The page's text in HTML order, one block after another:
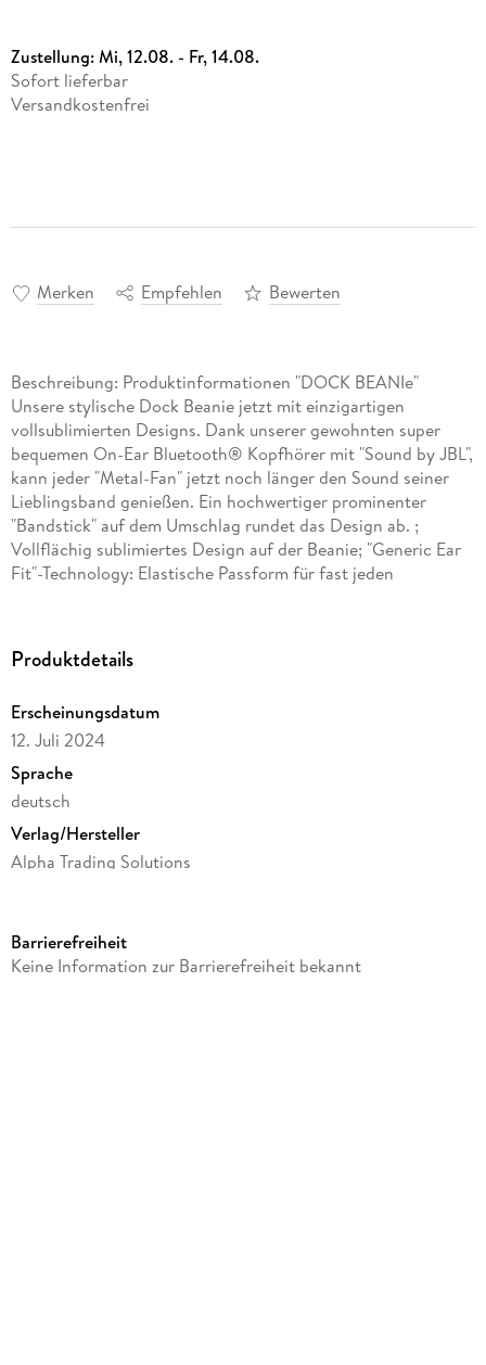
Zustellung:Mi, 12.08. - Fr, 14.08.
Sofort lieferbar
Versandkostenfrei
Merken Empfehlen Bewerten
Beschreibung: Produktinformationen "DOCK BEANIe"
Unsere stylische Dock Beanie jetzt mit einzigartigen
vollsublimierten Designs. Dank unserer gewohnten super
bequemen On-Ear Bluetooth® Kopfhörer mit "Sound by JBL",
kann jeder "Metal-Fan" jetzt noch länger den Sound seiner
Lieblingsband genießen. Ein hochwertiger prominenter
"Bandstick" auf dem Umschlag rundet das Design ab. ;
Vollflächig sublimiertes Design auf der Beanie; "Generic Ear
Fit"-Technology: Elastische Passform für fast jeden
Sommer, Herbst, Winter; Pflegehinweise: 30° Grad
Maschinenwäsche (empfohlen Handwäsche) Materialien: 70%
Produktdetails
Erscheinungsdatum
12. Juli 2024
Sprache
deutsch
Verlag/Hersteller
Alpha Trading Solutions
Gewicht
Barrierefreiheit
Keine Information zur Barrierefreiheit bekannt